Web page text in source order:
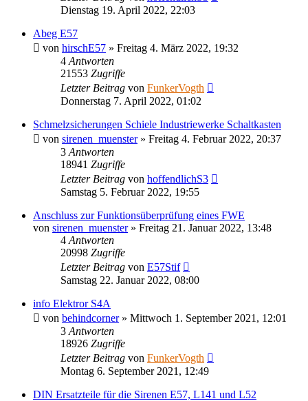
Dienstag 19. April 2022, 22:03
Abeg E57
von hirschE57 » Freitag 4. März 2022, 19:32
4 Antworten
21553 Zugriffe
Letzter Beitrag von FunkerVogth
Donnerstag 7. April 2022, 01:02
Schmelzsicherungen Schiele Industriewerke Schaltkasten
von sirenen_muenster» Freitag 4. Februar 2022, 20:37
3 Antworten
18941 Zugriffe
Letzter Beitrag von hoffendlichS3
Samstag 5. Februar 2022, 19:55
Anschluss zur Funktionsüberprüfung eines FWE
von sirenen_muenster» Freitag 21. Januar 2022, 13:48
4 Antworten
20998 Zugriffe
Letzter Beitrag von E57Stif
Samstag 22. Januar 2022, 08:00
info Elektror S4A
von behindcorner» Mittwoch 1. September 2021, 12:01
3 Antworten
18926 Zugriffe
Letzter Beitrag von FunkerVogth
Montag 6. September 2021, 12:49
DIN Ersatzteile für die Sirenen E57, L141 und L52